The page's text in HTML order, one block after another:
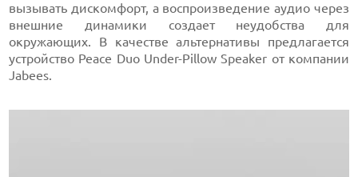
вызывать дискомфорт, а воспроизведение аудио через
внешние динамики создает неудобства для
окружающих. В качестве альтернативы предлагается
устройство Peace Duo Under-Pillow Speaker от компании
Jabees.